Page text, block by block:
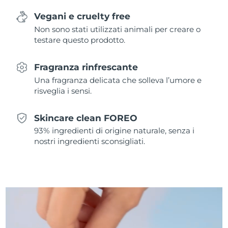
Vegani e cruelty free
Non sono stati utilizzati animali per creare o
testare questo prodotto.
Fragranza rinfrescante
Una fragranza delicata che solleva l’umore e
risveglia i sensi.
Skincare clean FOREO
93% ingredienti di origine naturale, senza i
nostri ingredienti sconsigliati.
Slovacchia Consegna stimata
Slovenia
Sudafrica Consegna stimata
Corea del Sud
Spagna Consegna stimata
Svezia Consegna stimata
Taiwan Consegna stimata8/14/26
Thailandia Consegna stimata